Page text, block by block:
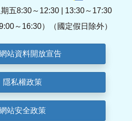
五8:30～12:30 | 13:30～17:30
～16:30）（國定假日除外）
站資料開放宣告
隱私權政策
站安全政策